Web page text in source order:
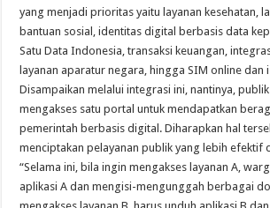
yang menjadi prioritas yaitu layanan kesehatan,
bantuan sosial, identitas digital berbasis data
Satu Data Indonesia, transaksi keuangan,
layanan aparatur negara, hingga SIM online dan
Disampaikan melalui integrasi ini, nantinya,
mengakses satu portal untuk mendapatkan
pemerintah berbasis digital. Diharapkan hal
menciptakan pelayanan publik yang lebih efektif
“Selama ini, bila ingin mengakses layanan A,
aplikasi A dan mengisi-mengunggah berbagai